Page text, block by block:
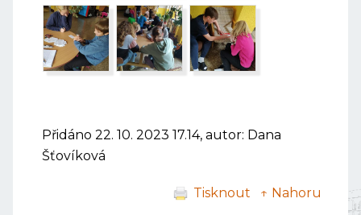
Přidáno 22. 10. 2023 17.14, autor: Dana
Šťovíková
Tisknout ↑ Nahoru